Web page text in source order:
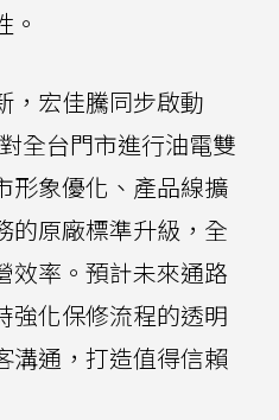
。
，宏佳騰同步啟動
全台門市進行油電雙
形象優化、產品線擴
的原廠標準升級，全
效率。預計未來通路
強化保修流程的透明
溝通，打造值得信賴